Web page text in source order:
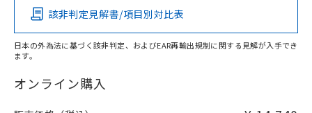
O
在庫等で未対応品が混在する可能性があります。
問い合わせください。
該非判定見解書/項目別対比表
日本の外為法に基づく該非判定、およびEAR再輸出規制に関する見解が入手でき
ます。
オンライン購入